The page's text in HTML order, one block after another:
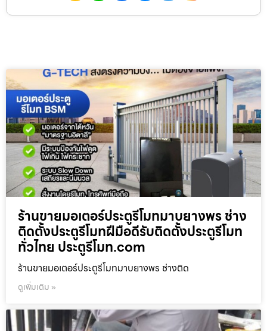
ร้านขายมอเตอร์ประตูรีโมทมาบยางพร ช่าง
ติดตั้งประตูรีโมทฝีมือดีรับติดตั้งประตูรีโมท
ทั่วไทย ประตูรีโมท.com
ร้านขายมอเตอร์ประตูรีโมทมาบยางพร ช่างติด
ดูเพิ่มเติม »